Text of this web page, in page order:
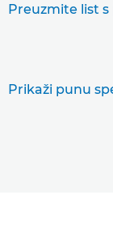
Preuzmite list
Prikaži punu